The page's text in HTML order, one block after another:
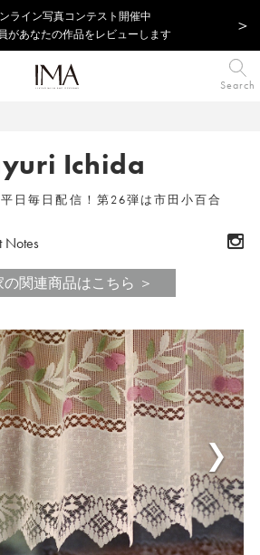
ライン写真コンテスト開催中
があなたの作品をレビューします
Search
Ichida
日毎日配信！第26弾は市田小百合
Notes
関連商品はこちら ＞